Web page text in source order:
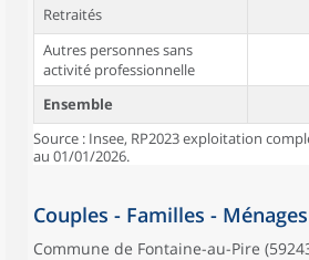
Retraités
Autres personnes sans
activité professionnelle
Ensemble
Source : Insee, RP2023 exploitation
au 01/01/2026.
Couples - Familles -
Commune de Fontaine-au-Pire